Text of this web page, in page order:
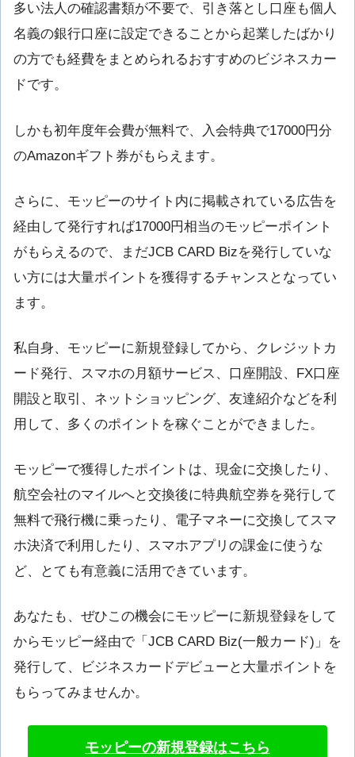
多い法人の確認書類が不要で、引き落とし口座も個人
名義の銀行口座に設定できることから起業したばかり
の方でも経費をまとめられるおすすめのビジネスカー
ドです。
しかも初年度年会費が無料で、入会特典で17000円分
のAmazonギフト券がもらえます。
さらに、モッピーのサイト内に掲載されている広告を
経由して発行すれば17000円相当のモッピーポイント
がもらえるので、まだJCB CARD Bizを発行していな
い方には大量ポイントを獲得するチャンスとなってい
ます。
私自身、モッピーに新規登録してから、クレジットカ
ード発行、スマホの月額サービス、口座開設、FX口座
開設と取引、ネットショッピング、友達紹介などを利
用して、多くのポイントを稼ぐことができました。
モッピーで獲得したポイントは、現金に交換したり、
航空会社のマイルへと交換後に特典航空券を発行して
無料で飛行機に乗ったり、電子マネーに交換してスマ
ホ決済で利用したり、スマホアプリの課金に使うな
ど、とても有意義に活用できています。
あなたも、ぜひこの機会にモッピーに新規登録をして
からモッピー経由で「JCB CARD Biz(一般カード)」を
発行して、ビジネスカードデビューと大量ポイントを
もらってみませんか。
モッピーの新規登録はこちら